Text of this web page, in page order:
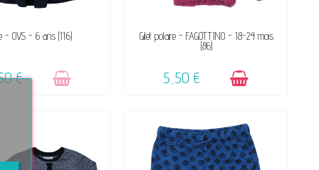
DE SON SUCCÈS
- OVS - 6 ans (116)
€
DISPONIBLE
Gilet polaire - FAGOTTINO - 18-24 mois
(86)
5,50 €